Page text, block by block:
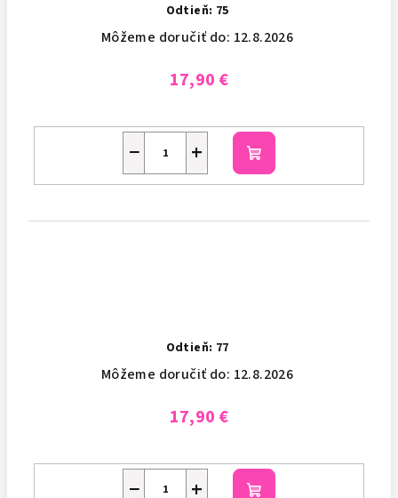
Odtieň: 75
Môžeme doručiť do: 12.8.2026
17,90 €
+
− Do
košíka
Odtieň: 77
Môžeme doručiť do: 12.8.2026
17,90 €
+
−